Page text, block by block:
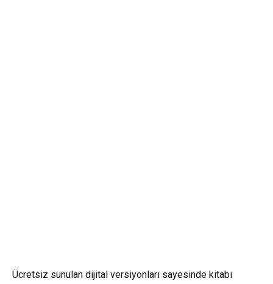
Ücretsiz sunulan dijital versiyonları sayesinde kitabı